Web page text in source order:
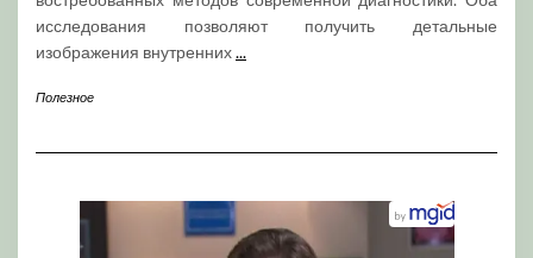
исследования позволяют получить детальные
изображения внутренних...
Полезное